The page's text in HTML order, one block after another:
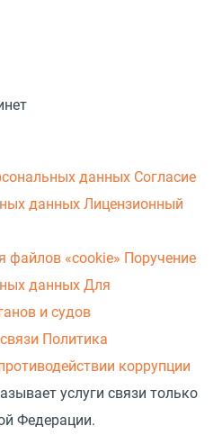
данных Согласие
данных Лицензионный
файлов «cookie» Поручение
данных Для
и судов
Политика
коррупции
услуги связи только
Федерации.